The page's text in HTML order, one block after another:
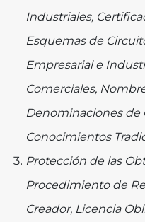
Industriales,
Esquemas de
Empresarial e
Comerciales,
Denominaciones de
Conocimientos
Protección de las
Procedimiento de
Creador, Licencia